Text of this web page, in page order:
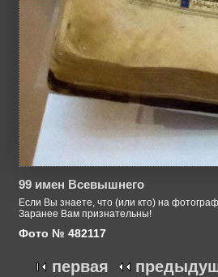
99 имен Всевышнего
Если Вы знаете, что (или кто) на
Заранее Вам признательны!
Фото № 482117
первая